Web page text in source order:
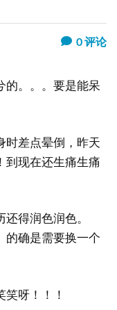
0评论
的。。。要是能呆
时差点晕倒，昨天
到现在还生痛生痛
得润色润色。
的确是需要换一个
呀！！！